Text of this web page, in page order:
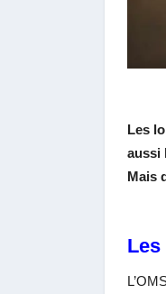
Les
aussi
Mais
Les